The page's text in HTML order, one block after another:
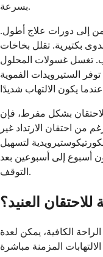
بسرعة.
إلى دورات علاج أطول.
بكتيرية. تقلل بخاخات
تغسل غسولات المحلول
الستيرويدات الفموية
بشكل مفرط، فإن
من احتقان الارتداد غير
لتسهيل
أسبوع إلى أسبوعين بعد
التوقف.
العنيد؟
الكافية، يمكن لعدة